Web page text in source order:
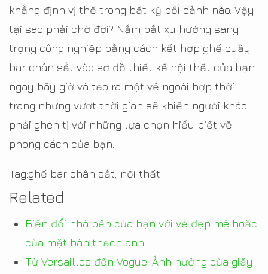
khẳng định vị thế trong bất kỳ bối cảnh nào. Vậy
tại sao phải chờ đợi? Nắm bắt xu hướng sang
trọng công nghiệp bằng cách kết hợp ghế quầy
bar chân sắt vào sơ đồ thiết kế nội thất của bạn
ngay bây giờ và tạo ra một vẻ ngoài hợp thời
trang nhưng vượt thời gian sẽ khiến người khác
phải ghen tị với những lựa chọn hiểu biết về
phong cách của bạn.
Tag:ghế bar chân sắt, nội thất
Related
Biến đổi nhà bếp của bạn với vẻ đẹp mê hoặc
của mặt bàn thạch anh.
Từ Versailles đến Vogue: Ảnh hưởng của giấy